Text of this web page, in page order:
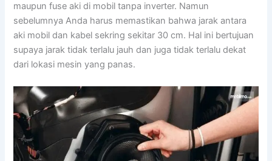
maupun fuse aki di mobil tanpa inverter. Namun
sebelumnya Anda harus memastikan bahwa jarak antara
aki mobil dan kabel sekring sekitar 30 cm. Hal ini bertujuan
supaya jarak tidak terlalu jauh dan juga tidak terlalu dekat
dari lokasi mesin yang panas.